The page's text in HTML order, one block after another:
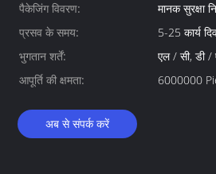
पैकेजिंग विवरण:
मानक सुरक्षा
प्रसव के समय:
5-25 कार्य
भुगतान शर्तें:
एल / सी, डी /
आपूर्ति की क्षमता:
6000000
अब से संपर्क करें